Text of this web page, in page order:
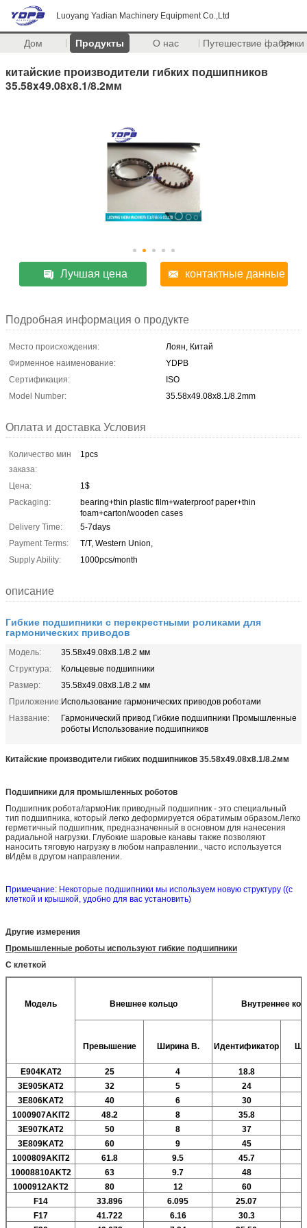
Luoyang Yadian Machinery Equipment Co.,Ltd
Дом Продукты О нас Путешествие фабрики
>>
китайские производители гибких подшипников
35.58x49.08x8.1/8.2мм
Лучшая цена контактные данные
Подробная информация о продукте
Место происхождения:
Лоян, Китай
Фирменное наименование:
YDPB
Сертификация:
ISO
Model Number:
35.58x49.08x8.1/8.2mm
Оплата и доставка Условия
Количество мин
заказа:
1pcs
Цена:
1$
Packaging:
bearing+thin plastic film+waterproof paper+thin
foam+carton/wooden cases
Delivery Time:
5-7days
Payment Terms:
T/T, Western Union,
Supply Ability:
1000pcs/month
описание
Гибкие подшипники с перекрестными роликами для
гармонических приводов
Модель:
35.58х49.08х8.1/8.2 мм
Структура:
Кольцевые подшипники
Размер:
35.58х49.08х8.1/8.2 мм
Приложение:Использование гармонических приводов роботами
Название:
Гармонический привод Гибкие подшипники Промышленные
роботы Использование подшипников
Китайские производители гибких подшипников 35.58x49.08x8.1/8.2мм
Подшипники для промышленных роботов
Подшипник робота/гармоНик приводный подшипник - это специальный
тип подшипника, который легко деформируется обратимым образом.Легко
герметичный подшипник, предназначенный в основном для нанесения
радиальной нагрузки. Глубокие шаровые канавы также позволяют
наносить тяговую нагрузку в любом направлении., часто используется
вИдём в другом направлении.
Примечание: Некоторые подшипники мы используем новую структуру ((с
клеткой и крышкой, удобно для вас установить)
Другие измерения
Промышленные роботы используют гибкие подшипники
С клеткой
Модель Внешнее кольцо Внутреннее
Превышение Ширина В. Идентификатор
E904KAT2 25 4
18.8
3E905KAT2
32 5
24
3E806KAT2
40 6
30
1000907AKIT2
48.2 8
35.8
3E907KAT2
50 8
37
3E809KAT2
60 9
45
1000809AKIT2
61.8 9.5
45.7
10008810AKT2
63 9.7
48
1000912AKT2
80 12
60
F14
33.896 6.095 25.07
F17
41.722 6.16 30.3